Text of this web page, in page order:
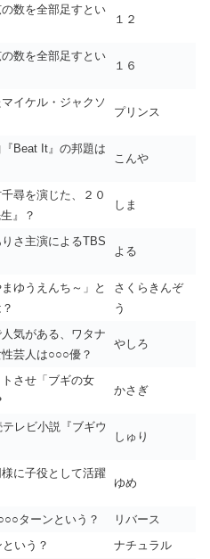
数を全部足すとい
１２
数を全部足すとい
１６
イケル・ジャクソ
プリンス
Beat It』の邦題は
こんや
尋を演じた、２０
』？
しま
さ主演によるTBS
よる
ゆうえんち～」と
さくらきんぞ
う
気がある、ワタナ
芸人は○○○優？
やしろ
させ「ブギの女
かさぎ
レビ小説『ブギウ
しゅり
に子役として活躍
ゆめ
ターンという？
リバース
いう？
ナチュラル